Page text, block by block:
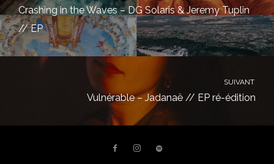
Crashing in the Waves – DG Solaris & Jeremy Tuplin
// EP
SUIVANT
Vulnérable – Jadanaë // EP ré-édition